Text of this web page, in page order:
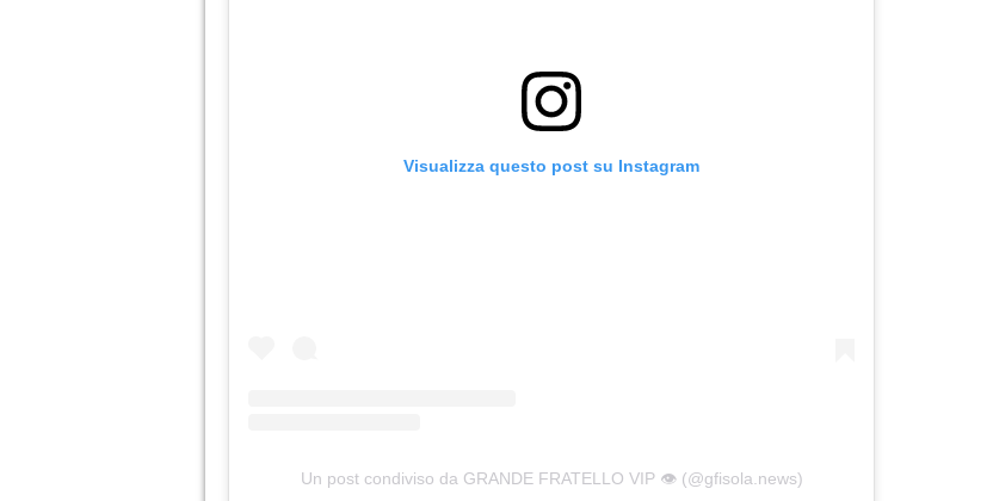
Visualizza questo post su Instagram
Un post condiviso da GRANDE FRATELLO VIP 👁️ (@gfisola.news)